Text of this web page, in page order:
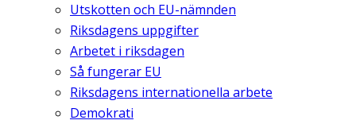
Utskotten och EU-nämnden
Riksdagens uppgifter
Arbetet i riksdagen
Så fungerar EU
Riksdagens internationella arbete
Demokrati